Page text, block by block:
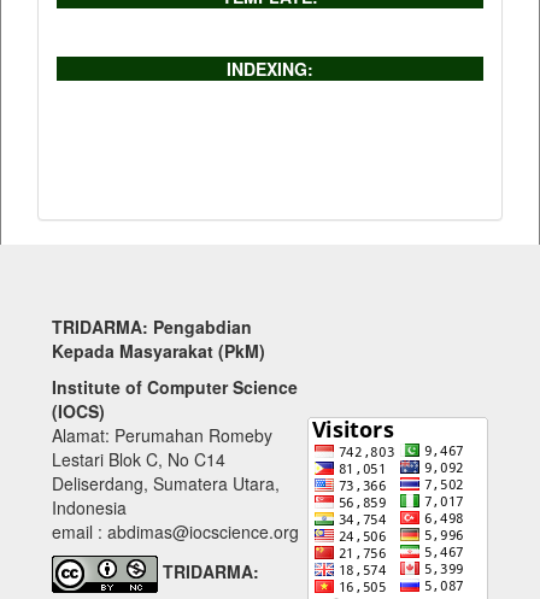
INDEXING:
TRIDARMA: Pengabdian
Kepada Masyarakat (PkM)
Institute of Computer Science
(IOCS)
Alamat: Perumahan Romeby
Lestari Blok C, No C14
Deliserdang, Sumatera Utara,
Indonesia
email : abdimas@iocscience.org
TRIDARMA: